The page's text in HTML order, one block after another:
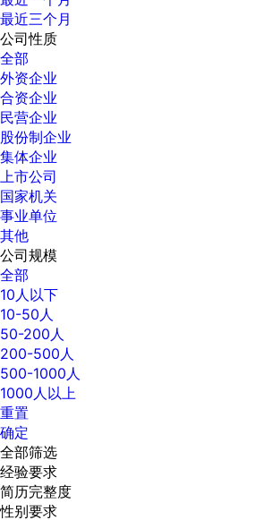
最近三个月
公司性质
全部
外资企业
合资企业
民营企业
股份制企业
集体企业
上市公司
国家机关
事业单位
其他
公司规模
全部
10人以下
10-50人
50-200人
200-500人
500-1000人
1000人以上
重置
确定
全部筛选
经验要求
简历完整度
性别要求